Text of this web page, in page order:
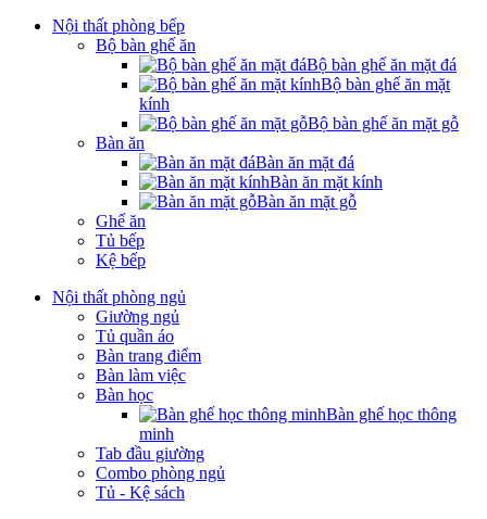
Nội thất phòng bếp
Bộ bàn ghế ăn
Bộ bàn ghế ăn mặt đá
Bộ bàn ghế ăn mặt
kính
Bộ bàn ghế ăn mặt gỗ
Bàn ăn
Bàn ăn mặt đá
Bàn ăn mặt kính
Bàn ăn mặt gỗ
Ghế ăn
Tủ bếp
Kệ bếp
Nội thất phòng ngủ
Giường ngủ
Tủ quần áo
Bàn trang điểm
Bàn làm việc
Bàn học
Bàn ghế học thông
minh
Tab đầu giường
Combo phòng ngủ
Tủ - Kệ sách